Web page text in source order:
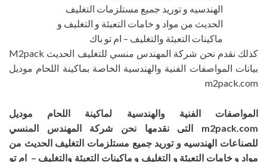
الهندسيه و توريد جميع مستلزمات التغليف
الحديث من مواد و خامات التعبئة و التغليف و
ماكينات التعبئة والتغليف – ام تو باك
كذلك نقدم نحن شركة المهندس منسي للتغليف الحديث M2pack
بيانات المواصفات الفنية والهندسية الخاصة بماكينة اللحام موديل
m2pack.com
المواصفات الفنية والهندسية لماكينة اللحام موديل
m2pack.com
التى نقدمها نحن شركة المهندس المنسي
للصناعات الهندسيه و توريد جميع مستلزمات التغليف الحديث من
مواد و خامات التعبئة و التغليف و ماكينات التعبئة والتغليف – ام تو